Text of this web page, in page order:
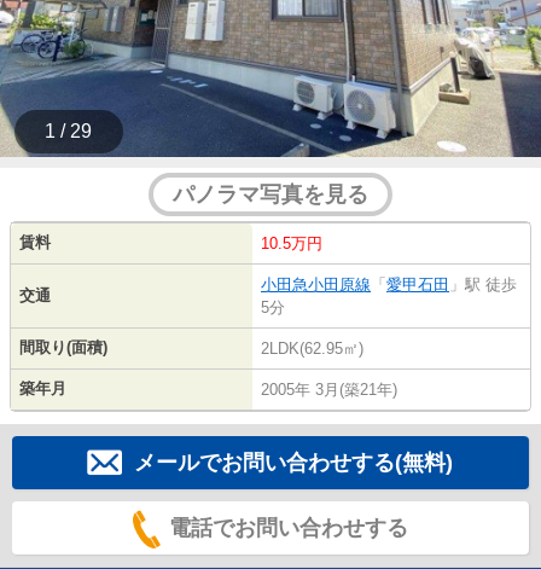
1 / 29
パノラマ写真を見る
賃料 10.5万円
交通
小田急小田原線 「 愛甲石田 」駅 徒歩
5分
間取り(面積) 2LDK(62.95㎡)
築年月 2005年 3月(築21年)
メールでお問い合わせする(無料)
電話でお問い合わせする